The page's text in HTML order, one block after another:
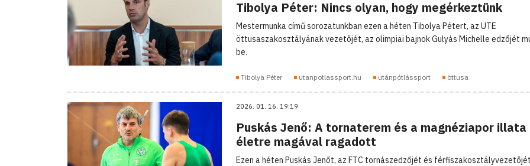
Tibolya Péter: Nincs olyan, hogy megérkeztünk
Mestermunka című sorozatunkban ezen a héten Tibolya Pétert, az UTE
öttusaszakosztályának vezetőjét, az olimpiai bajnok Gulyás Michelle edzőjét
be.
Tibolya Péter utanpotlassport.hu utánpótlássport öttusa
2026. 01. 16. 19:19
Puskás Jenő: A tornaterem és a magnéziapor illata
életre magával ragadott
Ezen a héten Puskás Jenőt, az FTC tornászedzőjét és